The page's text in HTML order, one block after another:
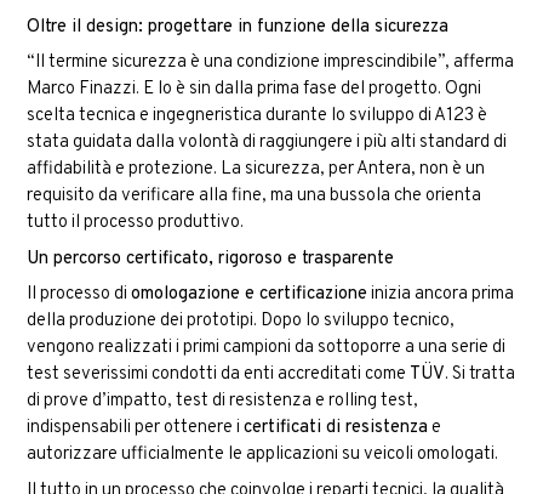
Oltre il design: progettare in funzione della sicurezza
“Il termine sicurezza è una condizione imprescindibile”, afferma
Marco Finazzi. E lo è sin dalla prima fase del progetto. Ogni
scelta tecnica e ingegneristica durante lo sviluppo di A123 è
stata guidata dalla volontà di raggiungere i più alti standard di
affidabilità e protezione. La sicurezza, per Antera, non è un
requisito da verificare alla fine, ma una bussola che orienta
tutto il processo produttivo.
Un percorso certificato, rigoroso e trasparente
Il processo diomologazione e certificazione inizia ancora prima
della produzione dei prototipi. Dopo lo sviluppo tecnico,
vengono realizzati i primi campioni da sottoporre a una serie di
test severissimi condotti da enti accreditati come TÜV. Si tratta
di prove d’impatto, test di resistenza e rolling test,
indispensabili per ottenere icertificati di resistenza e
autorizzare ufficialmente le applicazioni su veicoli omologati.